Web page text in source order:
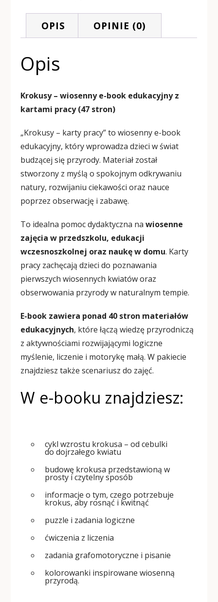
OPIS OPINIE (0)
Opis
Krokusy – wiosenny e-book edukacyjny z
kartami pracy (47 stron)
„Krokusy – karty pracy” to wiosenny e-book
edukacyjny, który wprowadza dzieci w świat
budzącej się przyrody. Materiał został
stworzony z myślą o spokojnym odkrywaniu
natury, rozwijaniu ciekawości oraz nauce
poprzez obserwację i zabawę.
To idealna pomoc dydaktyczna nawiosenne
zajęcia w przedszkolu, edukacji
wczesnoszkolnej oraz naukę w domu. Karty
pracy zachęcają dzieci do poznawania
pierwszych wiosennych kwiatów oraz
obserwowania przyrody w naturalnym tempie.
E-book zawiera ponad 40 stron materiałów
edukacyjnych, które łączą wiedzę przyrodniczą
z aktywnościami rozwijającymi logiczne
myślenie, liczenie i motorykę małą. W pakiecie
znajdziesz także scenariusz do zajęć.
W e-booku znajdziesz:
cykl wzrostu krokusa – od cebulki
do dojrzałego kwiatu
budowę krokusa przedstawioną w
prosty i czytelny sposób
informacje o tym, czego potrzebuje
krokus, aby rosnąć i kwitnąć
puzzle i zadania logiczne
ćwiczenia z liczenia
zadania grafomotoryczne i pisanie
kolorowanki inspirowane wiosenną
przyrodą.